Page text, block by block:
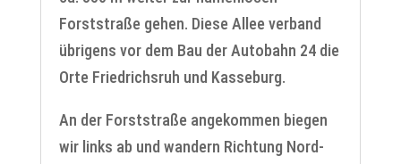
Forststraße gehen. Diese Allee verband
übrigens vor dem Bau der Autobahn 24 die
Orte Friedrichsruh und Kasseburg.
An der Forststraße angekommen biegen
wir links ab und wandern Richtung Nord-